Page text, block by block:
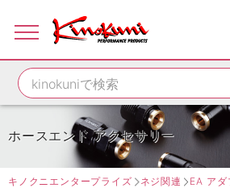
ホースエンド アクセサリー
キノクニエンタープライズ ネジ関連
EA ア